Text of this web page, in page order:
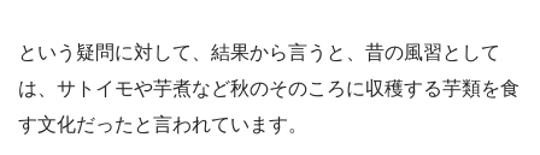
という疑問に対して、 結果から言うと、昔の風習として
は、サトイモや芋煮など秋のそのころに収穫する芋類を食
す文化だったと言われています。